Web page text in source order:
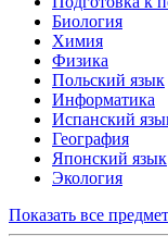
Биология
Химия
Физика
Польский язык
Информатика
Испанский
География
Японский язык
Экология
Показать все